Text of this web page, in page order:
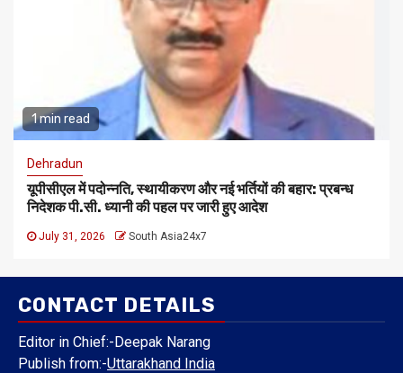
1 min read
Dehradun
यूपीसीएल में पदोन्नति, स्थायीकरण और नई भर्तियों की बहार: प्रबन्ध
निदेशक पी.सी. ध्यानी की पहल पर जारी हुए आदेश
July 31, 2026 South Asia24x7
CONTACT DETAILS
Editor in Chief:-Deepak Narang
Publish from:-Uttarakhand India